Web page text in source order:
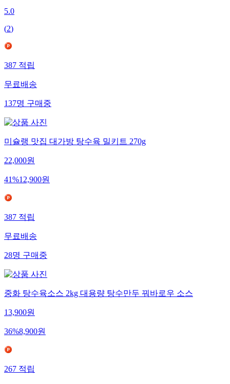
5.0
(2)
387 적립
무료배송
137명 구매중
미슐랭 맛집 대가방 탕수육 밀키트 270g
22,000원
41%12,900원
387 적립
무료배송
28명 구매중
중화 탕수육소스 2kg 대용량 탕수만두 꿔바로우 소스
13,900원
36%8,900원
267 적립